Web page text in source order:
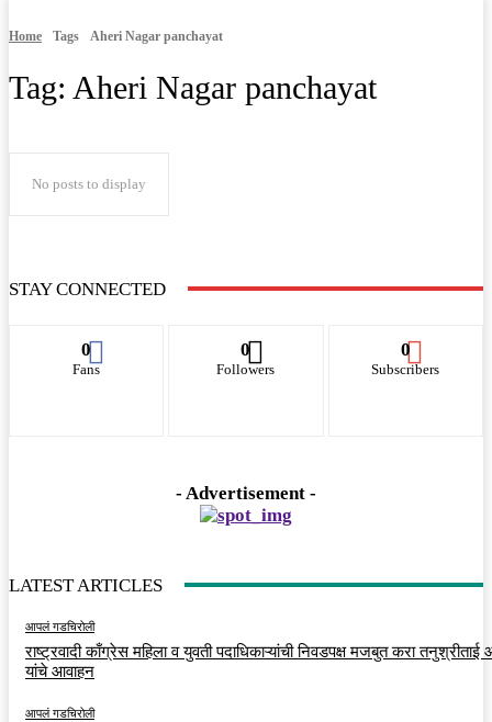
Home Tags Aheri Nagar panchayat
Tag: Aheri Nagar panchayat
No posts to display
STAY CONNECTED
0
Fans
0
Followers
0
Subscribers
- Advertisement -
LATEST ARTICLES
आपलं गडचिरोली
राष्ट्रवादी काँग्रेस महिला व युवती पदाधिकाऱ्यांची निवडपक्ष मजबुत करा तनुश्रीताई
यांचे आवाहन
आपलं गडचिरोली